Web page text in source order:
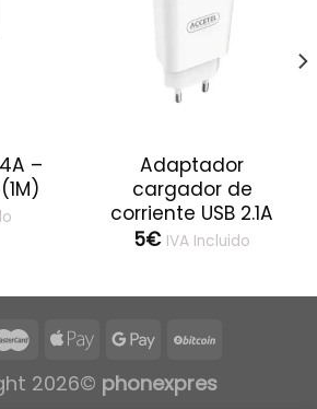
–
Adaptador
cargador de
corriente USB 2.1A
5€ IVA Incluido
2026© phonexpres